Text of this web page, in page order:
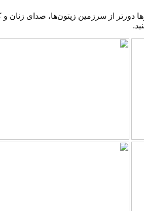
دورتر از سرزمین زیتون‌ها، صدای زنان